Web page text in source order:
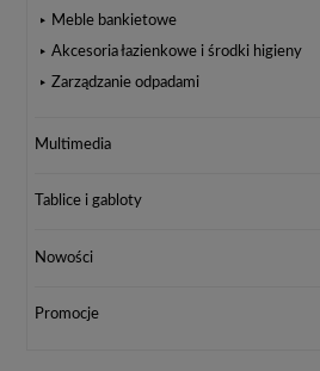
Meble bankietowe
Akcesoria łazienkowe i środki higieny
Zarządzanie odpadami
Multimedia
Tablice i gabloty
Nowości
Promocje